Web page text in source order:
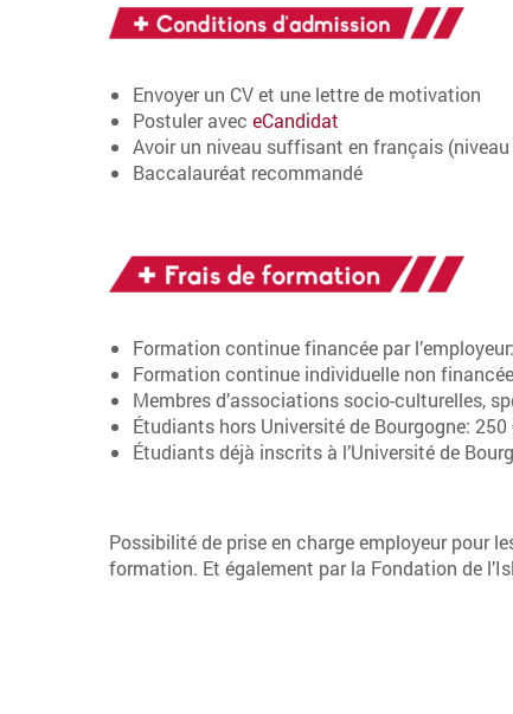
Envoyer un CV et une lettre de motivation
Postuler avec eCandidat
Avoir un niveau suffisant en français
Baccalauréat recommandé
Formation continue financée par
Formation continue individuelle non
Membres d’associations socio-culturelles,
Étudiants hors Université de Bourgogne: 250
Étudiants déjà inscrits à l’Université de
Possibilité de prise en charge employeur pour
formation. Et également par la Fondation de